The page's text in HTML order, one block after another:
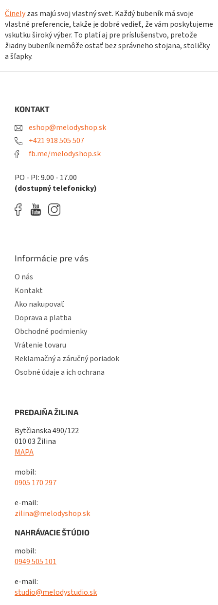
Činelyzas majú svoj vlastný svet. Každý bubeník má svoje
vlastné preferencie, takže je dobré vedieť, že vám poskytujeme
vskutku široký výber. To platí aj pre príslušenstvo, pretože
žiadny bubeník nemôže ostať bez správneho stojana, stoličky
a šľapky.
KONTAKT
eshop@melodyshop.sk
+421 918 505 507
fb.me/melodyshop.sk
PO - PI: 9.00 - 17.00
(dostupný telefonicky)
Informácie pre vás
O nás
Kontakt
Ako nakupovať
Doprava a platba
Obchodné podmienky
Vrátenie tovaru
Reklamačný a záručný poriadok
Osobné údaje a ich ochrana
PREDAJŇA ŽILINA
Bytčianska 490/122
010 03 Žilina
MAPA
mobil:
0905 170 297
e-mail:
zilina@melodyshop.sk
NAHRÁVACIE ŠTÚDIO
mobil:
0949 505 101
e-mail:
studio@melodystudio.sk